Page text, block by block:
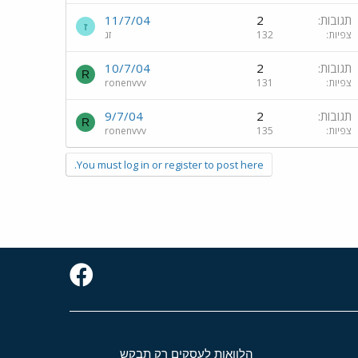
תגובות 2
צפיות 132
11/7/04
זג
ז
תגובות 2
צפיות 131
10/7/04
ronenvvv
R
תגובות 2
צפיות 135
9/7/04
ronenvvv
R
You must log in or register to post here.
הלוואות לעסקים רק תבקש